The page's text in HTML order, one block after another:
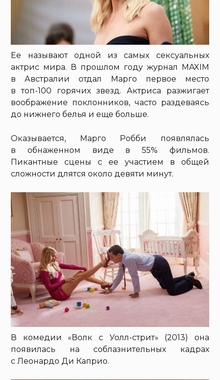
Ее называют одной из самых сексуальных
актрис мира. В прошлом году журнал MAXIM
в Австралии отдал Марго первое место
в топ-100 горячих звезд. Актриса разжигает
воображение поклонников, часто раздеваясь
до нижнего белья и еще больше.
Оказывается, Марго Робби появлялась
в обнаженном виде в 55% фильмов.
Пикантные сцены с ее участием в общей
сложности длятся около девяти минут.
В комедии «Волк с Уолл-стрит» (2013) она
появилась на соблазнительных кадрах
с Леонардо Ди Каприо.